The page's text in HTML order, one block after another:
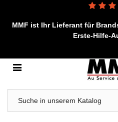
MMF ist Ihr Lieferant für
Erste-Hilfe-